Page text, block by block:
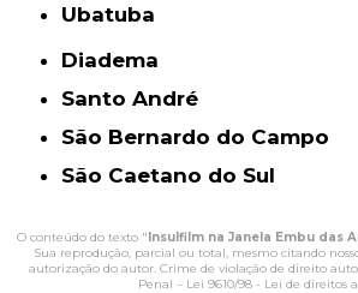
Ubatuba
Diadema
Santo André
São Bernardo do Campo
São Caetano do Sul
O conteúdo do texto "Insulfilm na Janela Embu das
Sua reprodução, parcial ou total, mesmo citando
autorização do autor. Crime de violação de direito
Penal – Lei 9610/98 - Lei de direitos